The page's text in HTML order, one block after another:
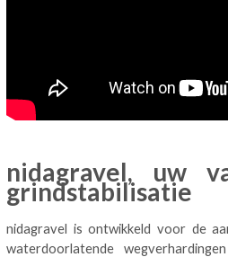
nidagravel, uw
grindstabilisatie
nidagravel is ontwikkeld voor de
waterdoorlatende